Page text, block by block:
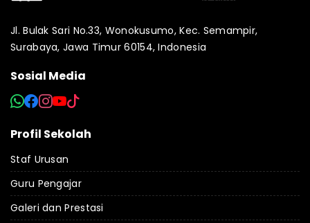
Jl. Bulak Sari No.33, Wonokusumo, Kec. Semampir,
Surabaya, Jawa Timur 60154, Indonesia
Sosial Media
Profil Sekolah
Staf Urusan
Guru Pengajar
Galeri dan Prestasi